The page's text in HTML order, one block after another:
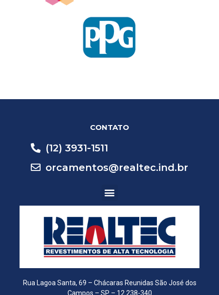
CONTATO
(12) 3931-1511
orcamentos@realtec.ind.br
Rua Lagoa Santa, 69 – Chácaras Reunidas São José dos
Campos – SP – 12.238-340